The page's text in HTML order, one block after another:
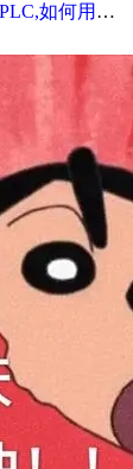
可以自由输入！拜托各位大神了！